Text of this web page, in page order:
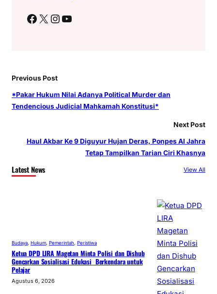
Facebook X Instagram YouTube
Previous Post
*Pakar Hukum Nilai Adanya Political Murder dan
Tendencious Judicial Mahkamah Konstitusi*
Next Post
Haul Akbar Ke 9 Diguyur Hujan Deras, Ponpes Al Jahra
Tetap Tampilkan Tarian Ciri Khasnya
Latest News View All
Budaya Hukum Pemerintah Peristiwa
Ketua DPD LIRA Magetan Minta Polisi dan Dishub
Gencarkan Sosialisasi Edukasi Berkendara untuk
Pelajar
Agustus 6, 2026